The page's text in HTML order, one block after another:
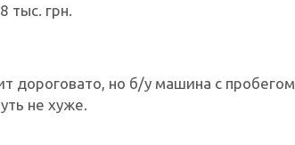
тыс. грн.
дороговато, но б/у машина с пробегом
не хуже.